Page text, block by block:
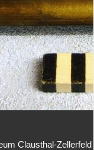
Clausthal-Zellerfeld